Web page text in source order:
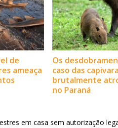
de
ameaça
Os
caso das
brutalmente
no Paraná
em casa sem autorização